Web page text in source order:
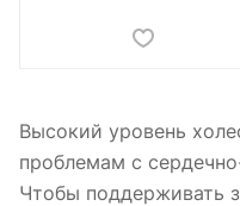
Высокий уровень
проблемам с
Чтобы поддерживать